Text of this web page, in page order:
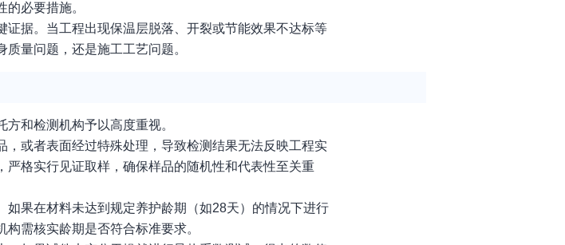
必要措施。
据。当工程出现保温层脱落、开裂或节能效果不达标等
量问题，还是施工工艺问题。
和检测机构予以高度重视。
或者表面经过特殊处理，导致检测结果无法反映工程实
格实行见证取样，确保样品的随机性和代表性至关重
果在材料未达到规定养护龄期（如28天）的情况下进行
需核实龄期是否符合标准要求。